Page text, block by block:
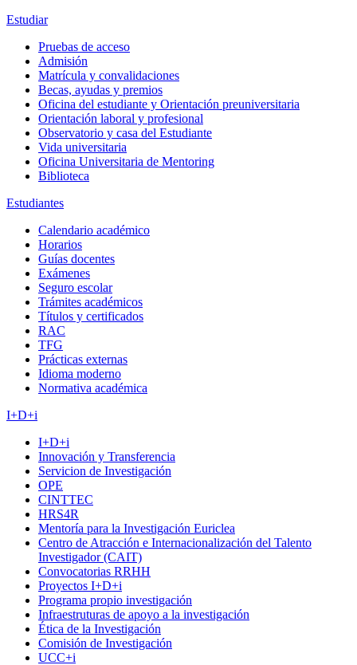
Estudiar
Pruebas de acceso
Admisión
Matrícula y convalidaciones
Becas, ayudas y premios
Oficina del estudiante y Orientación preuniversitaria
Orientación laboral y profesional
Observatorio y casa del Estudiante
Vida universitaria
Oficina Universitaria de Mentoring
Biblioteca
Estudiantes
Calendario académico
Horarios
Guías docentes
Exámenes
Seguro escolar
Trámites académicos
Títulos y certificados
RAC
TFG
Prácticas externas
Idioma moderno
Normativa académica
I+D+i
I+D+i
Innovación y Transferencia
Servicion de Investigación
OPE
CINTTEC
HRS4R
Mentoría para la Investigación Euriclea
Centro de Atracción e Internacionalización del Talento
Investigador (CAIT)
Convocatorias RRHH
Proyectos I+D+i
Programa propio investigación
Infraestruturas de apoyo a la investigación
Ética de la Investigación
Comisión de Investigación
UCC+i